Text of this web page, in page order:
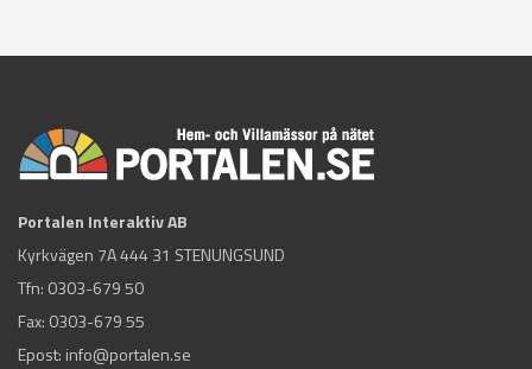
Portalen Interaktiv AB
Kyrkvägen 7A 444 31 STENUNGSUND
Tfn: 0303-679 50
Fax: 0303-679 55
Epost: info@portalen.se